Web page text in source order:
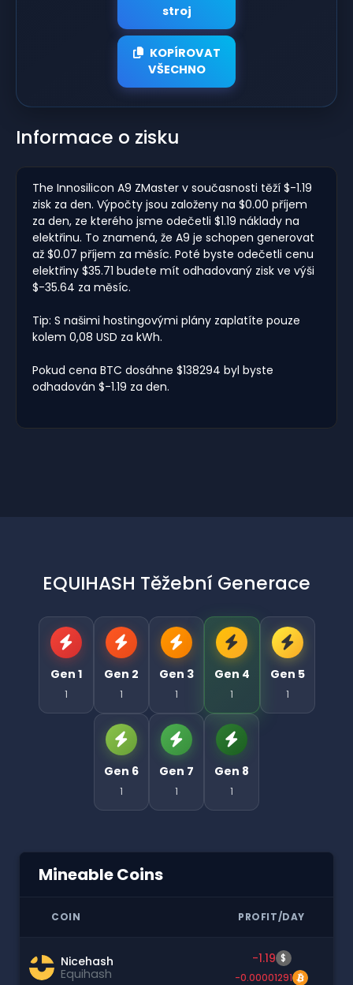
stroj
KOPÍROVAT
VŠECHNO
Informace o zisku
The Innosilicon A9 ZMaster v současnosti těží $-1.19
zisk za den. Výpočty jsou založeny na $0.00 příjem
za den, ze kterého jsme odečetli $1.19 náklady na
elektřinu. To znamená, že A9 je schopen generovat
až $0.07 příjem za měsíc. Poté byste odečetli cenu
elektřiny $35.71 budete mít odhadovaný zisk ve výši
$-35.64 za měsíc.
Tip: S našimi hostingovými plány zaplatíte pouze
kolem 0,08 USD za kWh.
Pokud cena BTC dosáhne $138294 byl byste
odhadován $-1.19 za den.
EQUIHASH Těžební Generace
Gen 1
1
Gen 2
1
Gen 3
1
Gen 4
1
Gen 5
1
Gen 6
1
Gen 7
1
Gen 8
1
Mineable Coins
COIN PROFIT/DAY
Nicehash
Equihash
-1.19 $
-0.00001291